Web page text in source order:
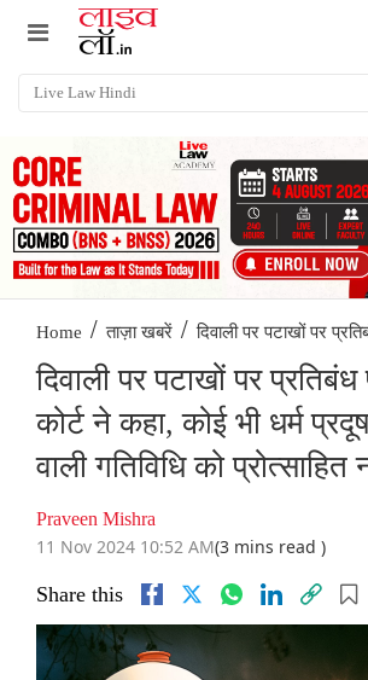
Home / ताज़ा खबरें / दिवाली पर पटाखों पर
दिवाली पर पटाखों पर
कोर्ट ने कहा, कोई भी धर्म
वाली गतिविधि को प्रोत्साहित
Praveen Mishra
11 Nov 2024 10:52 AM(3 mins read )
Share this